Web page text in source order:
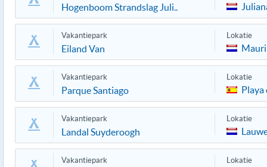
Hogenboom Strandslag Juli..
Vakantiepark
Eiland Van
Lokatie
Vakantiepark
Parque Santiago
Lokatie
Playa
Vakantiepark
Landal Suyderoogh
Lokatie
Vakantiepark Lokatie